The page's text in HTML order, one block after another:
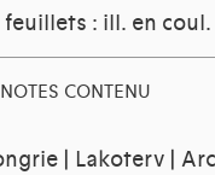
feuillets : ill. en coul.
NOTES CONTENU
| Lakoterv |